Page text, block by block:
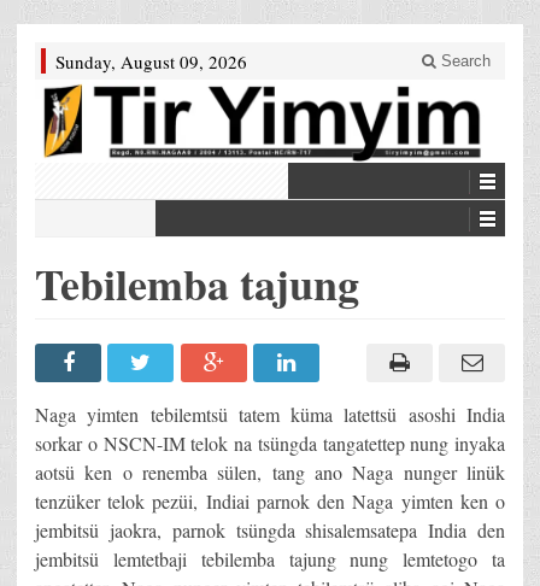
Sunday, August 09, 2026 Search
Tebilemba tajung
Naga yimten tebilemtsü tatem küma latettsü asoshi India
sorkar o NSCN-IM telok na tsüngda tangatettep nung inyaka
aotsü ken o renemba sülen, tang ano Naga nunger linük
tenzüker telok pezüi, Indiai parnok den Naga yimten ken o
jembitsü jaokra, parnok tsüngda shisalemsatepa India den
jembitsü lemtetbaji tebilemba tajung nung lemtetogo ta